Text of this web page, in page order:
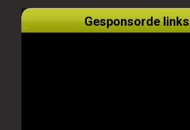
Gesponsorde links